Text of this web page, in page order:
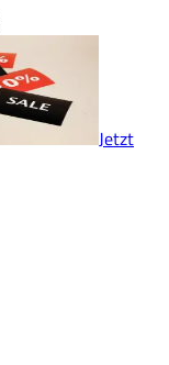
Jetzt